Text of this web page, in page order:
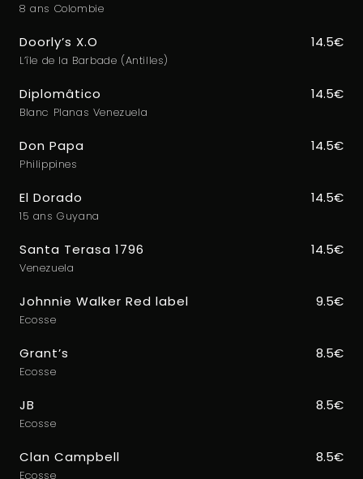
8 ans Colombie
Doorly’s X.O
L’île de la Barbade (Antilles)
14.5€
Diplomâtico
Blanc Planas Venezuela
14.5€
Don Papa
Philippines
14.5€
El Dorado
15 ans Guyana
14.5€
Santa Terasa 1796
Venezuela
14.5€
Johnnie Walker Red label
Ecosse
9.5€
Grant’s
Ecosse
8.5€
JB
Ecosse
8.5€
Clan Campbell
Ecosse
8.5€